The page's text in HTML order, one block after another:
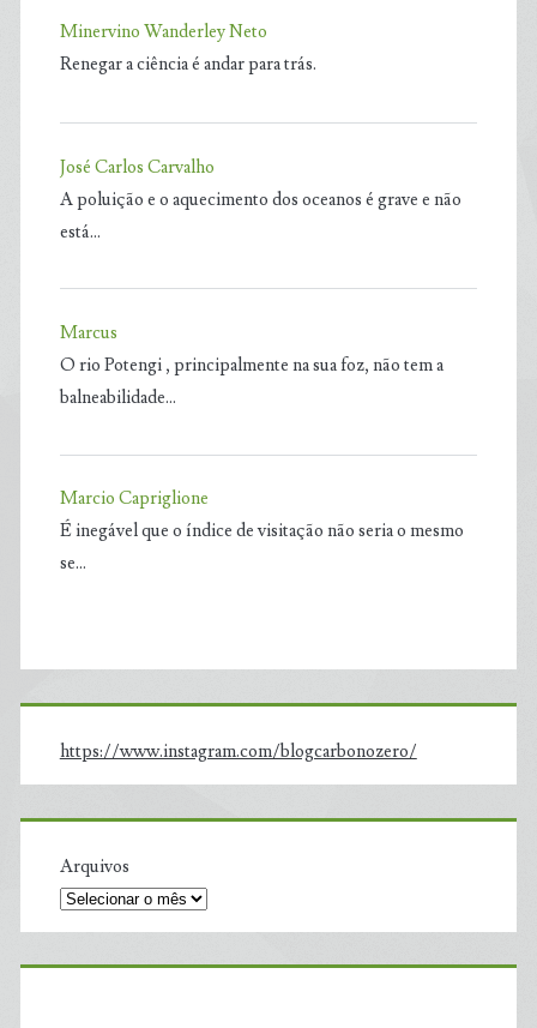
Minervino Wanderley Neto
Renegar a ciência é andar para trás.
José Carlos Carvalho
A poluição e o aquecimento dos oceanos é grave e não
está…
Marcus
O rio Potengi , principalmente na sua foz, não tem a
balneabilidade…
Marcio Capriglione
É inegável que o índice de visitação não seria o mesmo
se…
https://www.instagram.com/blogcarbonozero/
Arquivos